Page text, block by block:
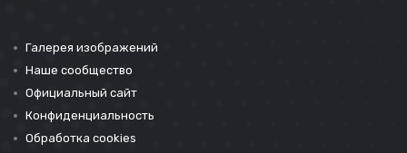
Галерея изображений
Наше сообщество
Официальный сайт
Конфиденциальность
Обработка cookies